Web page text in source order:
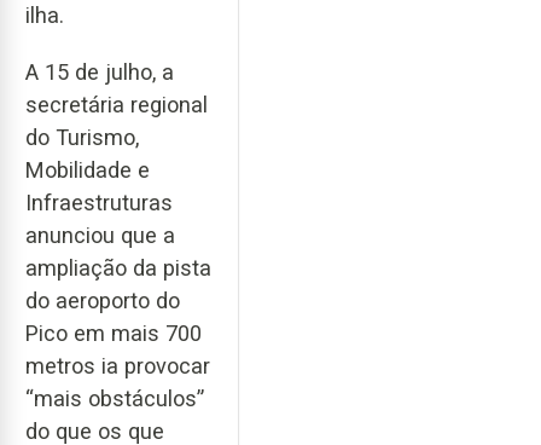
ilha.
A 15 de julho, a
secretária regional
do Turismo,
Mobilidade e
Infraestruturas
anunciou que a
ampliação da pista
do aeroporto do
Pico em mais 700
metros ia provocar
“mais obstáculos”
do que os que